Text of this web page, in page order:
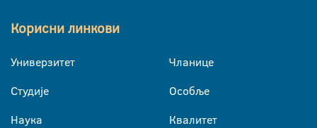
Корисни линкови
Универзитет
Студије
Наука
Чланице
Особље
Квалитет